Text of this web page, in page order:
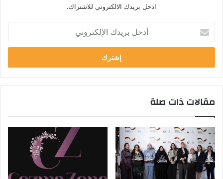
ادخل بريدك الالكتروني للاشتراك.
خ
ب
ر
د
ا
ل
إ
ل
ك
ت
مقالات ذات صلة